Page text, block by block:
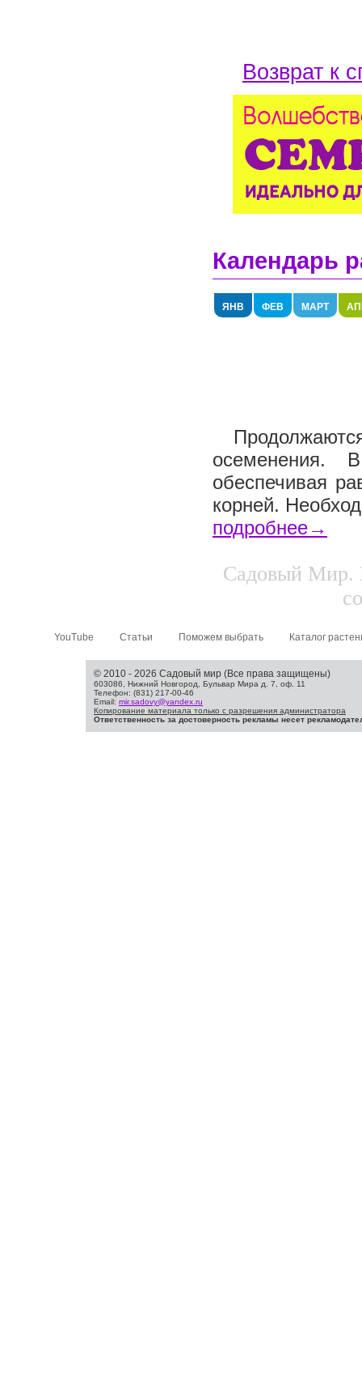
Возврат к
Календарь
ЯНВ ФЕВ МАРТ
осеменения.
обеспечивая
корней.
подробнее→
Садовый Мир.
YouTube Статьи Поможем выбрать Каталог
© 2010 - 2026 Садовый мир (Все права защищены)
603086, Нижний Новгород, Бульвар Мира д. 7, оф. 11
Телефон: (831) 217-00-46
Email: mir.sadovy@yandex.ru
Копирование материала только с разрешения администратора
Ответственность за достоверность рекламы несет